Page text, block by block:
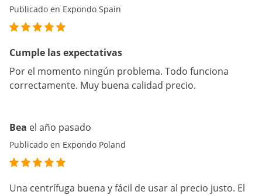
Publicado en Expondo Spain
Cumple las expectativas
Por el momento ningún problema. Todo funciona
correctamente. Muy buena calidad precio.
Bea el año pasado
Publicado en Expondo Poland
Una centrífuga buena y fácil de usar al precio justo. El